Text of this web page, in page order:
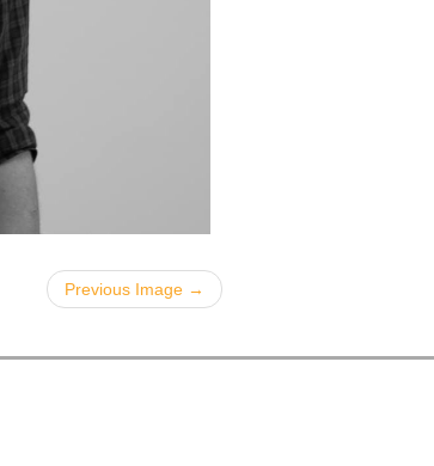
Previous Image →